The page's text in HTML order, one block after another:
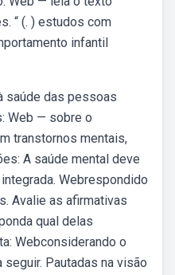
“ (. ) estudos com
infantil
saúde das pessoas
Web — sobre o
transtornos mentais,
A saúde mental deve
Webrespondido
Avalie as afirmativas
qual delas
Webconsiderando o
Pautadas na visão